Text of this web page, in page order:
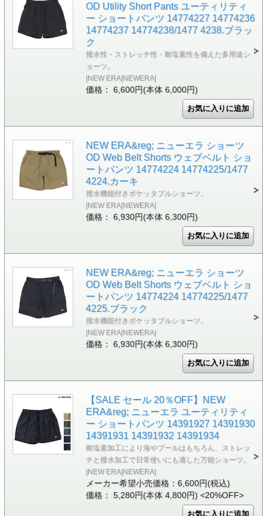
OD Utility Short Pants ユーティリティ
ー ショートパンツ 14774227 14774236
14774237 14774238/1477 4238.ブラッ
ク
撥水性・ストレッチ性・耐塩素性を備えた多用途シ
ョーツ。
|NEW ERA|NEWERA|
価格： 6,600円(本体 6,000円)
NEW ERA&reg; ニューエラ ショーツ
OD Web Belt Shorts ウェブベルト ショ
ートパンツ 14774224 14774225/1477
4224.カーキ
撥水機能付きポケッタブルショーツ。
|NEW ERA|NEWERA|
価格： 6,930円(本体 6,300円)
NEW ERA&reg; ニューエラ ショーツ
OD Web Belt Shorts ウェブベルト ショ
ートパンツ 14774224 14774225/1477
4225.ブラック
撥水機能付きポケッタブルショーツ。
|NEW ERA|NEWERA|
価格： 6,930円(本体 6,300円)
【SALE セール 20％OFF】NEW
ERA&reg; ニューエラ ユーティリティ
ー ショートパンツ 14391927 14391930
14391931 14391932 14391934
耐塩素加工により海やプールはもちろん、ストレッ
チと撥水加工で日常使いにも適した万能ショーツ。
|NEW ERA|NEWERA|
メーカー希望小売価格：6,600円(税込)
価格： 5,280円(本体 4,800円) <20%OFF>